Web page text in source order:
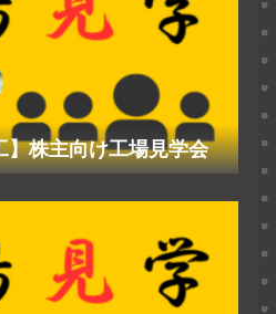
】株主向け工場見学会